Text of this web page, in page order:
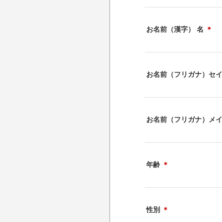
お名前（漢字） 名 ＊
お名前（フリガナ）セイ
お名前（フリガナ）メイ
年齢 ＊
性別 ＊